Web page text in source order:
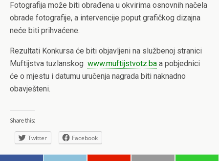
Fotografija može biti obrađena u okvirima osnovnih načela
obrade fotografije, a intervencije poput grafičkog dizajna
neće biti prihvaćene.
Rezultati Konkursa će biti objavljeni na službenoj stranici
Muftijstva tuzlanskog www.muftijstvotz.ba a pobjednici
će o mjestu i datumu uručenja nagrada biti naknadno
obavješteni.
Share this:
Twitter Facebook